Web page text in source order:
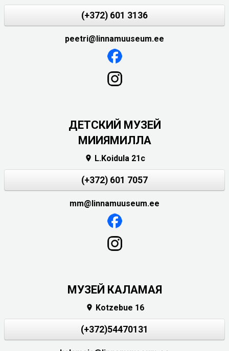
(+372) 601 3136
peetri@linnamuuseum.ee
ДЕТСКИЙ МУЗЕЙ
МИИЯМИЛЛА
 L.Koidula 21c
(+372) 601 7057
mm@linnamuuseum.ee
МУЗЕЙ КАЛАМАЯ
 Kotzebue 16
(+372)54470131